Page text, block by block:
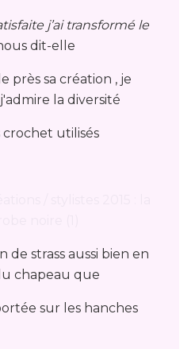
j’ai transformé le
dit-elle
près sa création , je
la diversité
crochet utilisés
strass aussi bien en
chapeau que
sur les hanches